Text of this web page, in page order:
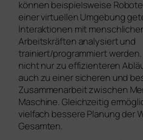
können beispielsweise
einer virtuellen Umgebung
Interaktionen mit
Arbeitskräften analysiert und
trainiert/programmiert
nicht nur zu effizienteren
auch zu einer sicheren und
Zusammenarbeit zwischen
Maschine. Gleichzeitig
vielfach bessere Planung der
Gesamten.